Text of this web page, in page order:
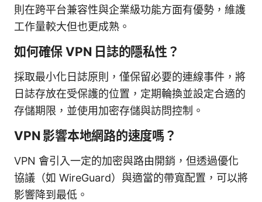
則在跨平台兼容性與企業級功能方面有優勢，維護
工作量較大但也更成熟。
如何確保 VPN 日誌的隱私性？
採取最小化日誌原則，僅保留必要的連線事件，將
日誌存放在受保護的位置，定期輪換並設定合適的
存儲期限，並使用加密存儲與訪問控制。
VPN 影響本地網路的速度嗎？
VPN 會引入一定的加密與路由開銷，但透過優化
協議（如 WireGuard）與適當的帶寬配置，可以將
影響降到最低。